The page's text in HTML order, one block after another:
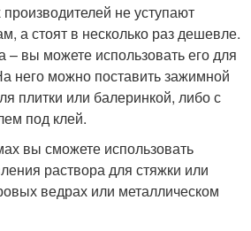
не уступают
а стоят в несколько раз дешевле.
– вы можете использовать его для
него можно поставить зажимной
плитки или балеринкой, либо с
под клей.
вы сможете использовать
раствора для стяжки или
ведрах или металлическом